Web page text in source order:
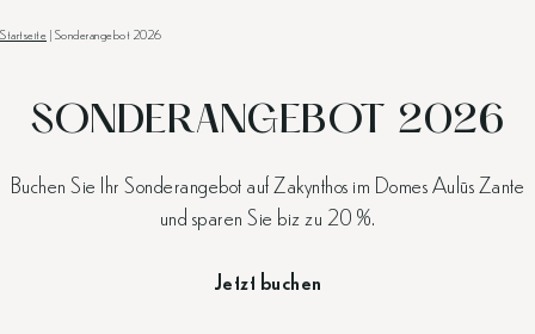
Startseite | Sonderangebot 2026
SONDERANGEBOT 2026
Buchen Sie Ihr Sonderangebot auf Zakynthos im Domes Aulūs Zante
und sparen Sie biz zu 20 %.
Jetzt buchen